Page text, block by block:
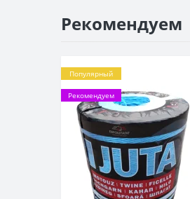
Рекомендуем
Популярный
Рекомендуем